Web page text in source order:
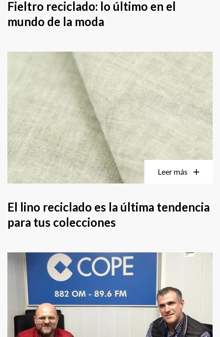
Fieltro reciclado: lo último en el
mundo de la moda
Leer más
El lino reciclado es la última tendencia
para tus colecciones